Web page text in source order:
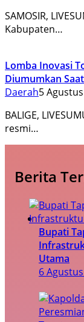
SAMOSIR,
Kabupaten…
Lomba Inovasi
Diumumkan
Daerah5
BALIGE,
resmi…
Berita
Bupati
Utama
6